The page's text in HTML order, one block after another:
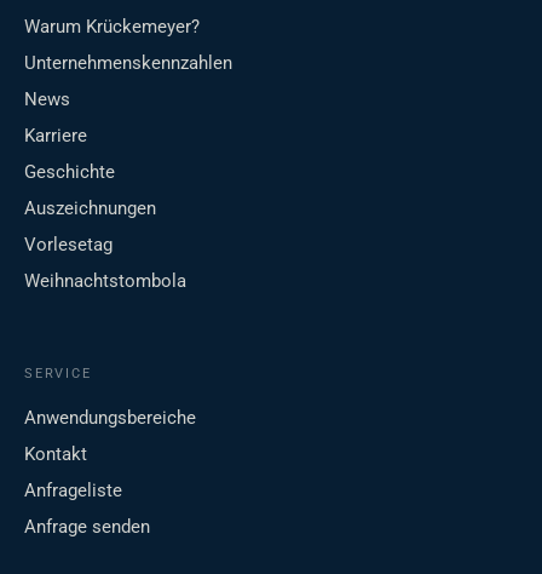
Warum Krückemeyer?
Unternehmenskennzahlen
News
Karriere
Geschichte
Auszeichnungen
Vorlesetag
Weihnachtstombola
SERVICE
Anwendungsbereiche
Kontakt
Anfrageliste
Anfrage senden